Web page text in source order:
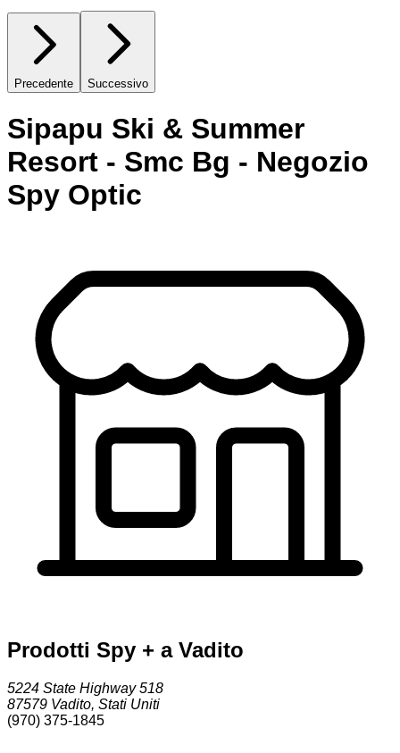
Precedente Successivo
Sipapu Ski & Summer
Resort - Smc Bg - Negozio
Spy Optic
Prodotti Spy + a Vadito
5224 State Highway 518
87579 Vadito, Stati Uniti
(970) 375-1845